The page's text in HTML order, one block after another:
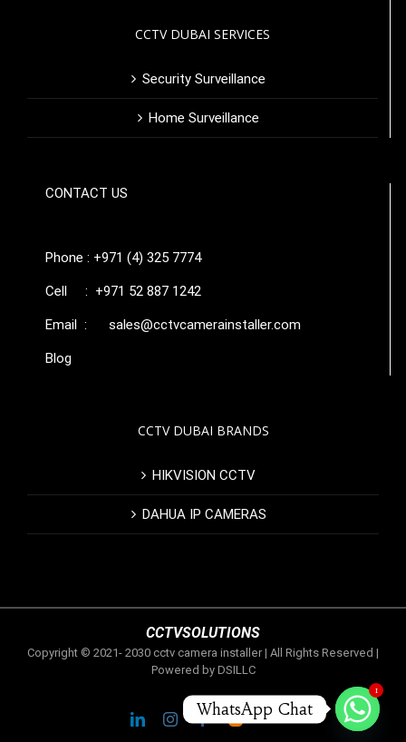
CCTV DUBAI SERVICES
Security Surveillance
Home Surveillance
CONTACT US
Phone : +971 (4) 325 7774
Cell : +971 52 887 1242
Email : sales@cctvcamerainstaller.com
Blog
CCTV DUBAI BRANDS
HIKVISION CCTV
DAHUA IP CAMERAS
CCTVSOLUTIONS
Copyright © 2021- 2030 cctv camera installer | All Rights Reserved |
Powered by DSILLC
LinkedInInstagramFacebookBloggerFlickr
1
WhatsApp Chat